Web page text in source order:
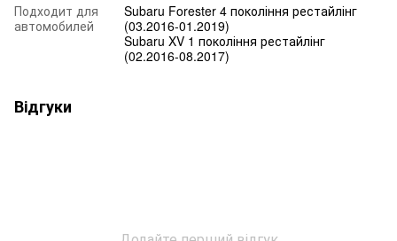
Подходит для
автомобилей
Subaru Forester 4 покоління рестайлінг
(03.2016-01.2019)
Subaru XV 1 покоління рестайлінг
(02.2016-08.2017)
Відгуки